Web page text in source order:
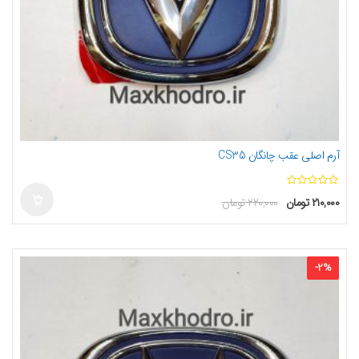
آرم اصلی عقب چانگان CS35
۲۲۰,۰۰۰تومان ۲۱۰,۰۰۰تومان
-2%